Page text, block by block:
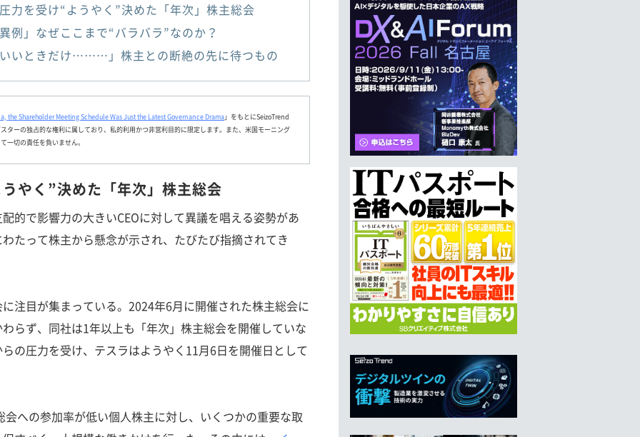
力を受け“ようやく”決めた「年次」株主総会
例」なぜここまで“バラバラ”なのか？
いときだけ………」株主との断絶の先に待つもの
the Shareholder Meeting Schedule Was Just the Latest Governance Drama」をもとにSeizoTrend
ターの独占的な権利に属しており、私的利用かつ非営利目的に限定します。また、米国モーニング
一切の責任を負いません。
やく”決めた「年次」株主総会
で影響力の大きいCEOに対して異議を唱える姿勢があ
たって株主から懸念が示され、たびたび指摘されてき
目が集まっている。2024年6月に開催された株主総会に
らず、同社は1年以上も「年次」株主総会を開催していな
の圧力を受け、テスラはようやく11月6日を開催日として
への参加率が低い個人株主に対し、いくつかの重要な取